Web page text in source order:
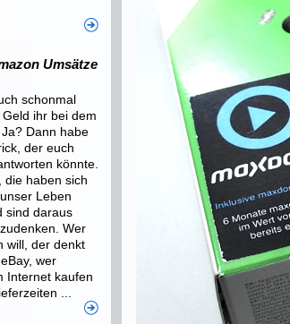
Umsätze
schonmal
ihr bei dem
Dann habe
der euch
könnte.
die haben sich
Leben
sind daraus
Wer
will, der denkt
wer
Internet kaufen
...